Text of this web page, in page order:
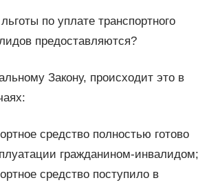
по уплате транспортного
предоставляются?
Закону, происходит это в
средство полностью готово
гражданином-инвалидом;
средство поступило в